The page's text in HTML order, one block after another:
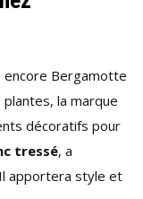
encore Bergamotte
plantes, la marque
décoratifs pour
tressé, a
apportera style et